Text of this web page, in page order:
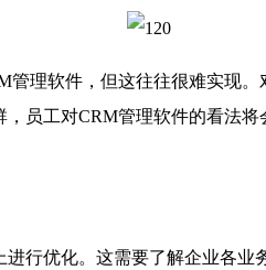
软件，但这往往很难实现。
员工对CRM管理软件的看法
优化。这需要了解企业各业